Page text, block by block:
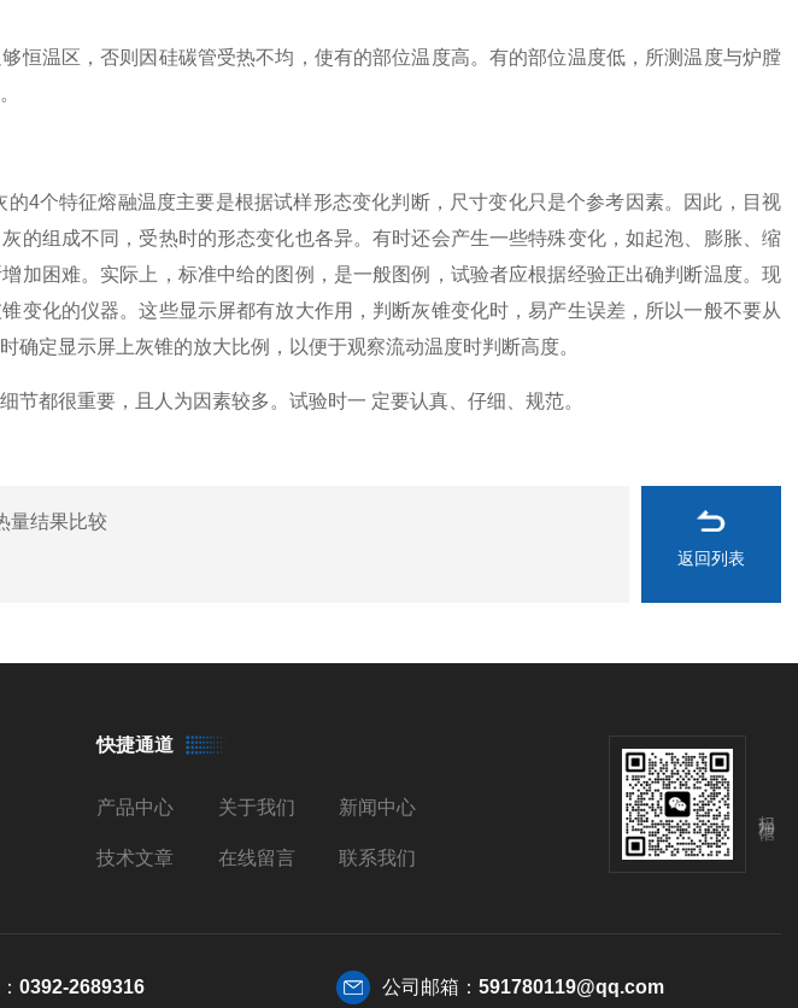
温区，否则因硅碳管受热不均，使有的部位温度高。有的部位温度低，所测温度与炉膛
个特征熔融温度主要是根据试样形态变化判断，尺寸变化只是个参考因素。因此，目视
的组成不同，受热时的形态变化也各异。有时还会产生一些特殊变化，如起泡、膨胀、缩
加困难。实际上，标准中给的图例，是一般图例，试验者应根据经验正出确判断温度。现
变化的仪器。这些显示屏都有放大作用，判断灰锥变化时，易产生误差，所以一般不要从
确定显示屏上灰锥的放大比例，以便于观察流动温度时判断高度。
都很重要，且人为因素较多。试验时一 定要认真、仔细、规范。
量结果比较
返回列表
快捷通道
产品中心 关于我们 新闻中心
技术文章 在线留言 联系我们
0392-2689316 公司邮箱： 591780119@qq.com